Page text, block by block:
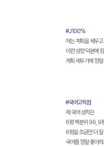
#J100%
저는 계획을 세우
이런 성향 덕분에
계획 세우기에 정
#국어고득점
제 국어 성적은
6평 백분위 99, 9
6평을 조금만 더
국어를 정말 좋아